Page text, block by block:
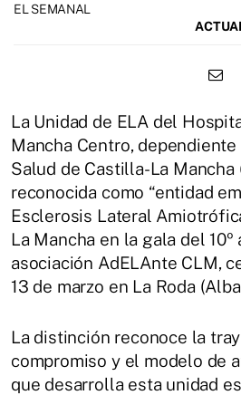
EL SEMANAL
La Unidad de ELA del
Mancha Centro,
Salud de Castilla-La Mancha
reconocida como “entidad
Esclerosis Lateral
La Mancha en la gala del
asociación AdELAnte CLM,
13 de marzo en La Roda
La distinción reconoce la
compromiso y el modelo de
que desarrolla esta unidad